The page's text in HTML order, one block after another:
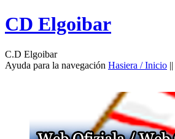
CD Elgoibar
C.D Elgoibar
Ayuda para la navegación Hasiera / Inicio ||